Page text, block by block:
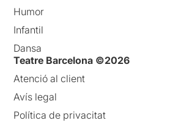
Humor
Infantil
Dansa
Teatre Barcelona ©2026
Atenció al client
Avís legal
Política de privacitat